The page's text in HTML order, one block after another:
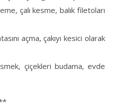
çalı kesme, balık filetoları
açma, çakıyı kesici olarak
çiçekleri budama, evde